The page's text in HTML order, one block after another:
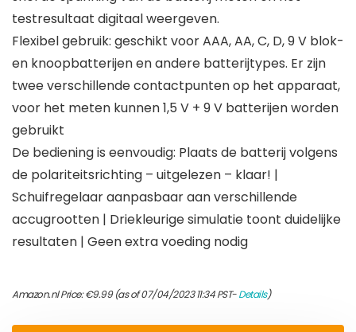
testresultaat digitaal weergeven.
Flexibel gebruik: geschikt voor AAA, AA, C, D, 9 V blok-
en knoopbatterijen en andere batterijtypes. Er zijn
twee verschillende contactpunten op het apparaat,
voor het meten kunnen 1,5 V + 9 V batterijen worden
gebruikt
De bediening is eenvoudig: Plaats de batterij volgens
de polariteitsrichting – uitgelezen – klaar! |
Schuifregelaar aanpasbaar aan verschillende
accugrootten | Driekleurige simulatie toont duidelijke
resultaten | Geen extra voeding nodig
Amazon.nl Price:€9.99(as of 07/04/2023 11:34 PST-Details)